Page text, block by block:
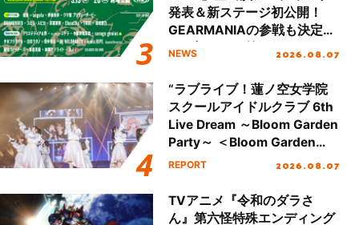
発表＆新ステージ初公開！
GEARMANIAの参戦も決定
し、初となる第3ステージの
NEWS 2026.08.07
“ラブライブ！蓮ノ空女学院
スクールアイドルクラブ 6th
Live Dream ～Bloom Garden
Party～ ＜Bloom Garden
Party Stage／埼玉公演＞”
REPORT 2026.08.07
TVアニメ『令和のダラさ
ん』第六怪特殊エンディング